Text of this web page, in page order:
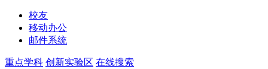
校友
移动办公
邮件系统
重点学科 创新实验区 在线搜索